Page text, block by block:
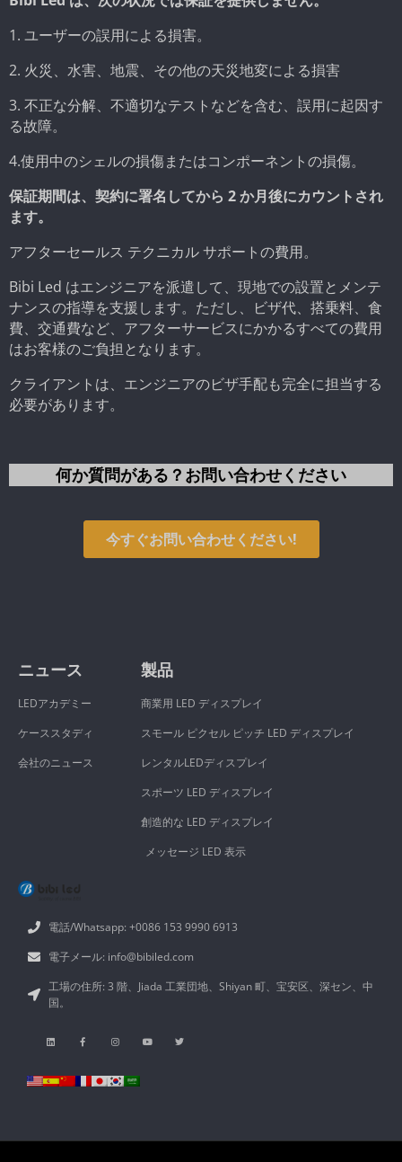
1. ユーザーの誤用による損害。
2. 火災、水害、地震、その他の天災地変による損害
3. 不正な分解、不適切なテストなどを含む、誤用に起因す
る故障。
4.使用中のシェルの損傷またはコンポーネントの損傷。
保証期間は、契約に署名してから 2 か月後にカウントされ
ます。
アフターセールス テクニカル サポートの費用。
Bibi Led はエンジニアを派遣して、現地での設置とメンテ
ナンスの指導を支援します。ただし、ビザ代、搭乗料、食
費、交通費など、アフターサービスにかかるすべての費用
はお客様のご負担となります。
クライアントは、エンジニアのビザ手配も完全に担当する
必要があります。
何か質問がある？お問い合わせください
今すぐお問い合わせください!
電話/Whatsapp: +0086 153 9990 6913
電子メール: info@bibiled.com
工場の住所: 3 階、Jiada 工業団地、Shiyan 町、宝安区、深セン、中
国。
製品
商業用 LED ディスプレイ
スモール ピクセル ピッチ LED ディスプレイ
レンタルLEDディスプレイ
スポーツ LED ディスプレイ
創造的な LED ディスプレイ
メッセージ LED 表示
ニュース
LEDアカデミー
ケーススタディ
会社のニュース